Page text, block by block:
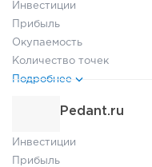
Инвестиции
Прибыль
Окупаемость
Количество точек
Подробнее
Pedant.ru
Инвестиции
Прибыль